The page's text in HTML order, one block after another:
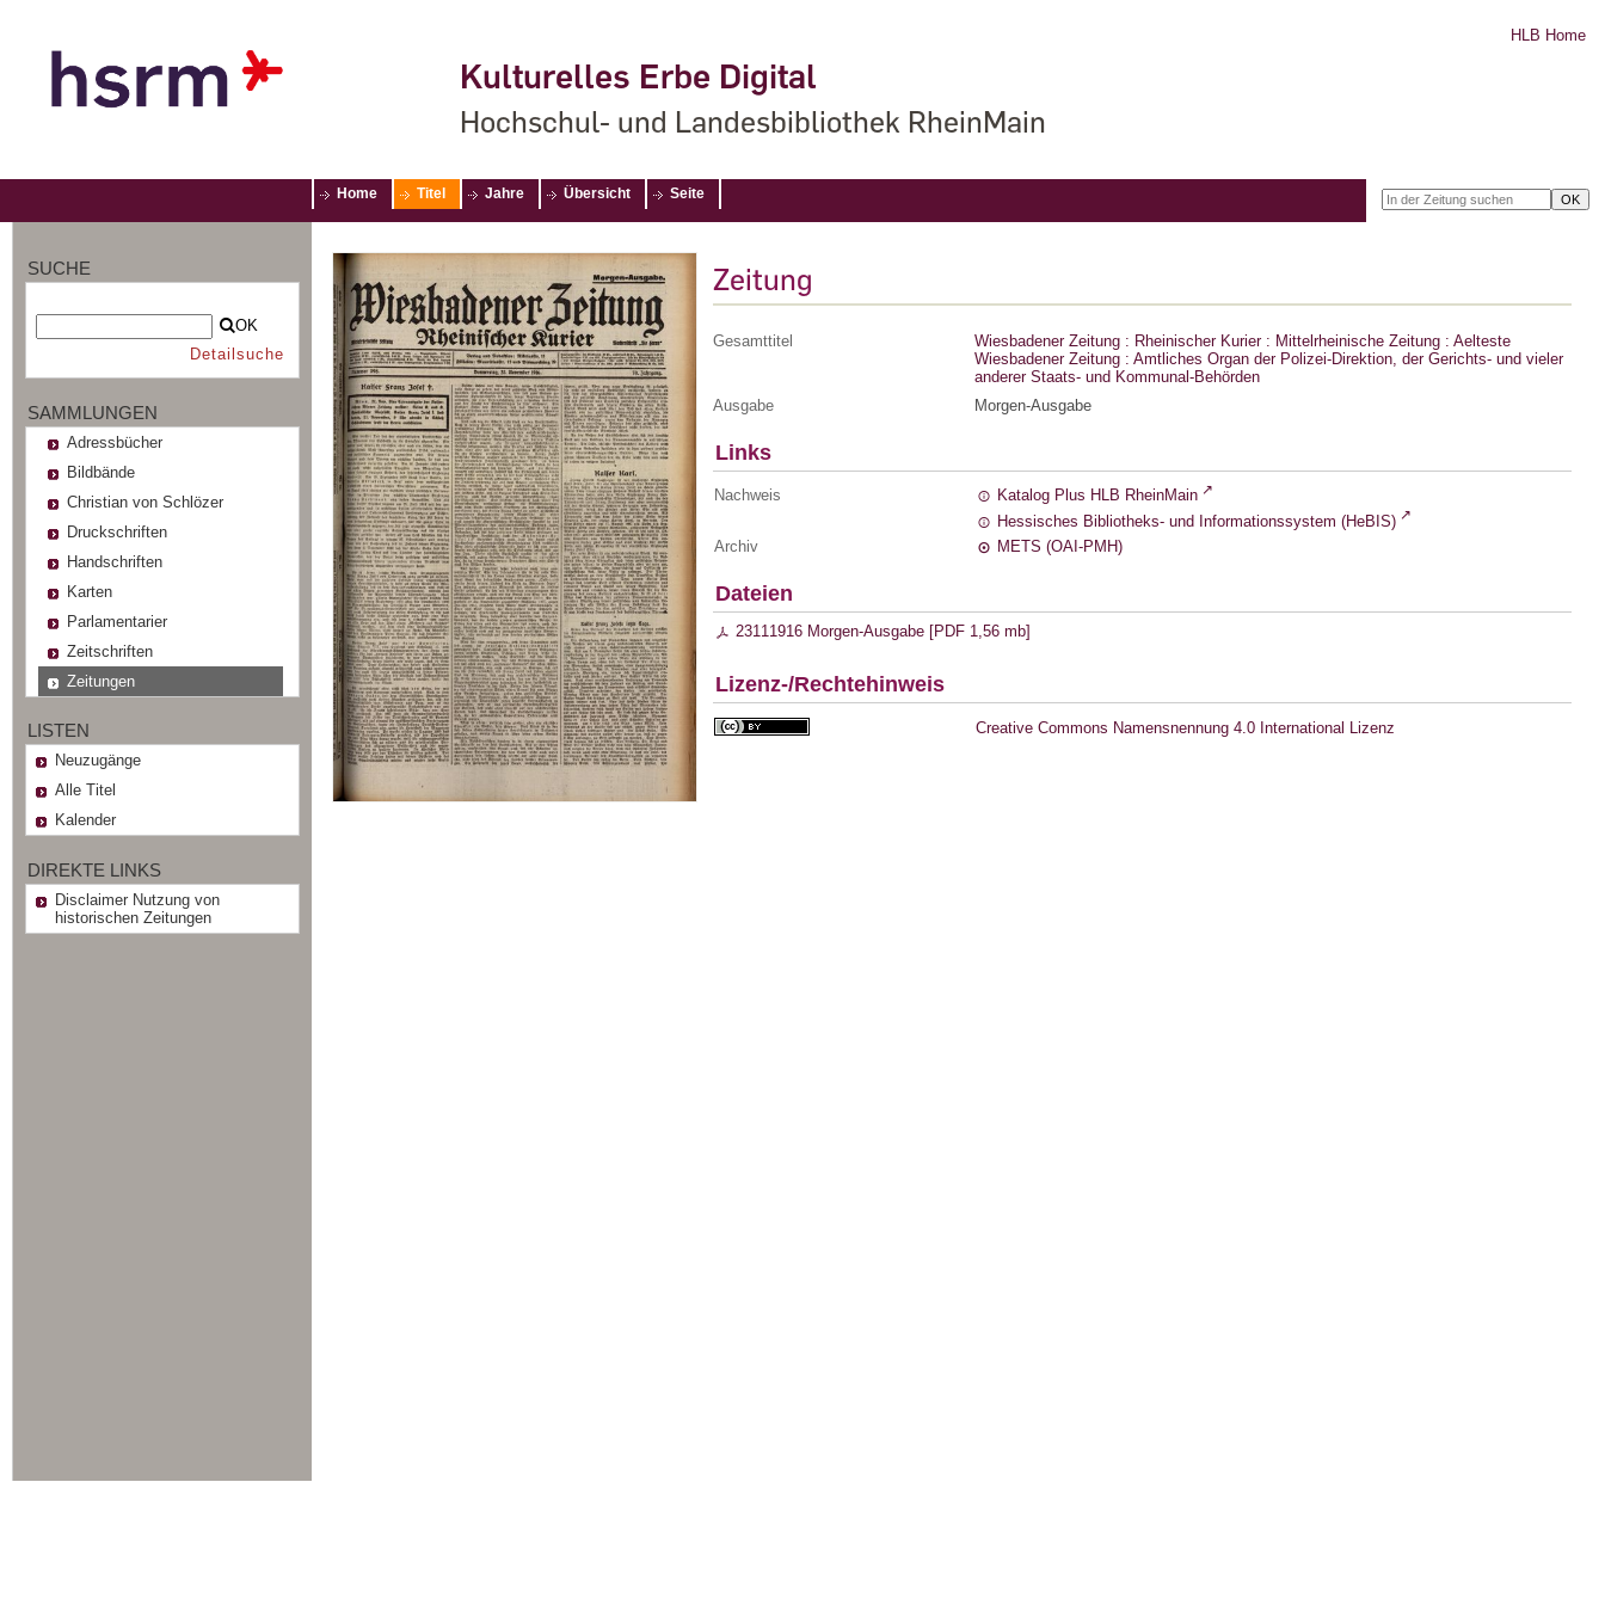
Kulturelles Erbe Digital
Hochschul- und Landesbibliothek RheinMain
HLB Home
Home Titel Jahre Übersicht Seite
SUCHE
OK
Detailsuche
SAMMLUNGEN
Adressbücher
Bildbände
Christian von Schlözer
Druckschriften
Handschriften
Karten
Parlamentarier
Zeitschriften
Zeitungen
LISTEN
Neuzugänge
Alle Titel
Kalender
DIREKTE LINKS
Disclaimer Nutzung von
historischen Zeitungen
Zeitung
Gesamttitel
Wiesbadener Zeitung : Rheinischer Kurier : Mittelrheinische Zeitung : Aelteste
Wiesbadener Zeitung : Amtliches Organ der Polizei-Direktion, der Gerichts- und vieler
anderer Staats- und Kommunal-Behörden
Ausgabe
Morgen-Ausgabe
Links
Nachweis
Katalog Plus HLB RheinMain
Hessisches Bibliotheks- und Informationssystem (HeBIS)
Archiv
METS (OAI-PMH)
Dateien
23111916 Morgen-Ausgabe [PDF 1,56 mb]
Lizenz-/Rechtehinweis
Creative Commons Namensnennung 4.0 International Lizenz